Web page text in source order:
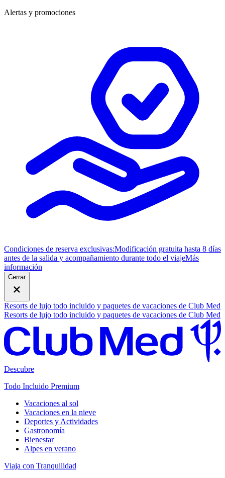
Alertas y promociones
Condiciones de reserva exclusivas:Modificación gratuita hasta 8 días
antes de la salida y acompañamiento durante todo el viajeMás
información
Cerrar
Resorts de lujo todo incluido y paquetes de vacaciones de Club Med
Resorts de lujo todo incluido y paquetes de vacaciones de Club Med
Descubre
Todo Incluido Premium
Vacaciones al sol
Vacaciones en la nieve
Deportes y Actividades
Gastronomía
Bienestar
Alpes en verano
Viaja con Tranquilidad